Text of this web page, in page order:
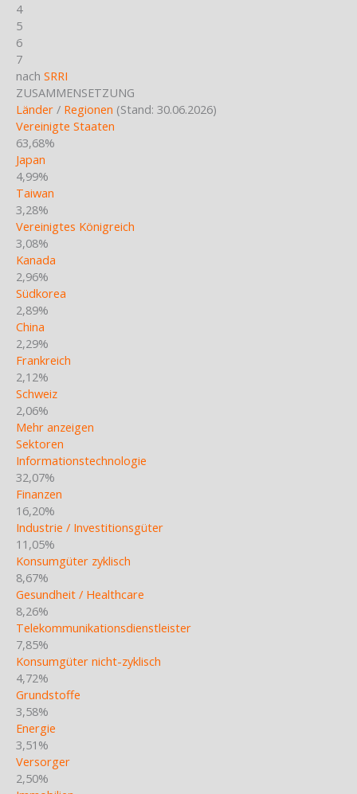
4
5
6
7
nach SRRI
ZUSAMMENSETZUNG
Länder / Regionen (Stand: 30.06.2026)
Vereinigte Staaten
63,68%
Japan
4,99%
Taiwan
3,28%
Vereinigtes Königreich
3,08%
Kanada
2,96%
Südkorea
2,89%
China
2,29%
Frankreich
2,12%
Schweiz
2,06%
Mehr anzeigen
Sektoren
Informationstechnologie
32,07%
Finanzen
16,20%
Industrie / Investitionsgüter
11,05%
Konsumgüter zyklisch
8,67%
Gesundheit / Healthcare
8,26%
Telekommunikationsdienstleister
7,85%
Konsumgüter nicht-zyklisch
4,72%
Grundstoffe
3,58%
Energie
3,51%
Versorger
2,50%